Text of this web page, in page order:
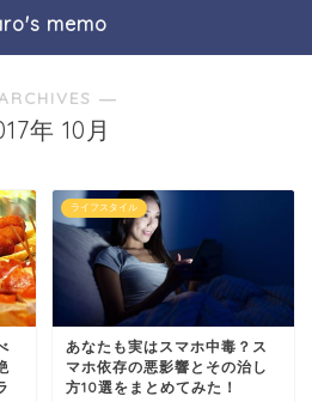
memo
―
年 10月
ライフスタイル
あなたも実はスマホ中毒？ス
マホ依存の悪影響とその治し
方10選をまとめてみた！